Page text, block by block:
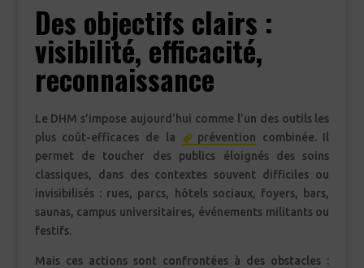
Des objectifs clairs :
visibilité, efficacité,
reconnaissance
Le DHM s’impose aujourd’hui comme l’un des outils les
plus coût-efficaces de la
prévention combinée. Il
permet de toucher des publics éloignés des soins
classiques, dans des contextes souvent difficiles ou
invisibilisés : rues, parcs, hôtels sociaux, foyers, bars,
saunas, campus universitaires, événements militants ou
festifs.
Mais ces actions sont confrontées à des obstacles :